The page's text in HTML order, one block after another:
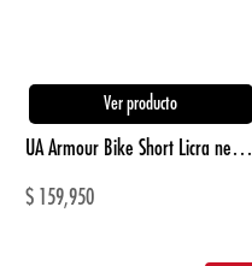
Ver producto
UA Armour Bike Short Licra negro de mujer para entrenamiento
$ 159,950